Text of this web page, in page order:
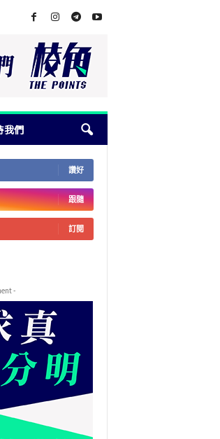
我們
讚好
跟隨
訂閱
-